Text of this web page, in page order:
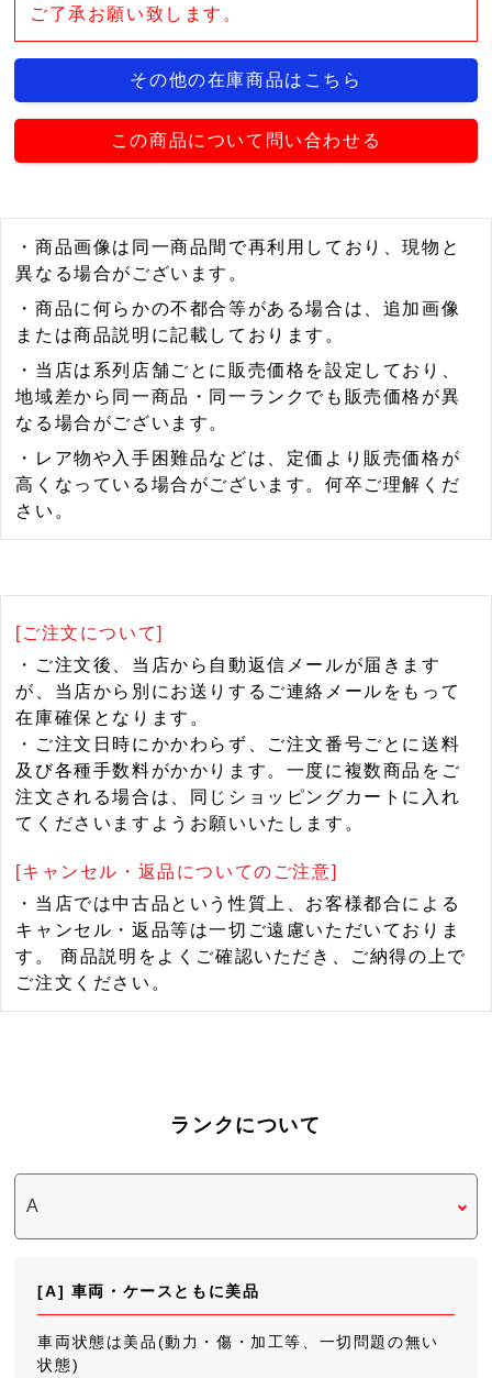
ご了承お願い致します。
その他の在庫商品はこちら
この商品について問い合わせる
・商品画像は同一商品間で再利用しており、現物と
異なる場合がございます。
・商品に何らかの不都合等がある場合は、追加画像
または商品説明に記載しております。
・当店は系列店舗ごとに販売価格を設定しており、
地域差から同一商品・同一ランクでも販売価格が異
なる場合がございます。
・レア物や入手困難品などは、定価より販売価格が
高くなっている場合がございます。何卒ご理解くだ
さい。
[ご注文について]
・ご注文後、当店から自動返信メールが届きます
が、当店から別にお送りするご連絡メールをもって
在庫確保となります。
・ご注文日時にかかわらず、ご注文番号ごとに送料
及び各種手数料がかかります。一度に複数商品をご
注文される場合は、同じショッピングカートに入れ
てくださいますようお願いいたします。
[キャンセル・返品についてのご注意]
・当店では中古品という性質上、お客様都合による
キャンセル・返品等は一切ご遠慮いただいておりま
す。 商品説明をよくご確認いただき、ご納得の上で
ご注文ください。
ランクについて
[A] 車両・ケースともに美品
車両状態は美品(動力・傷・加工等、一切問題の無い
状態)